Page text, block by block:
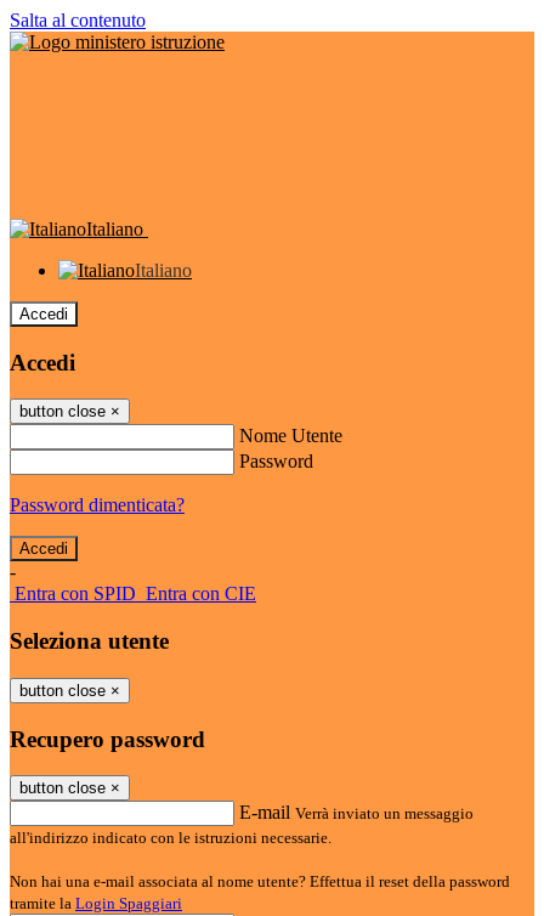
Salta al contenuto
Italiano
Italiano
Accedi
Accedi
button close ×
Nome Utente
Password
Password dimenticata?
-
Entra con SPID Entra con CIE
Seleziona utente
button close ×
Recupero password
button close ×
E-mail Verrà inviato un messaggio
all'indirizzo indicato con le istruzioni necessarie.
Non hai una e-mail associata al nome utente? Effettua il reset della password
tramite la Login Spaggiari